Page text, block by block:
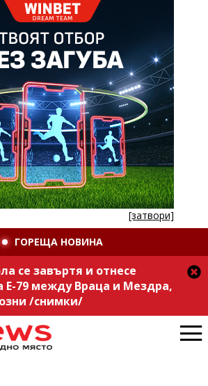
[затвори]
ГОРЕЩА НОВИНА
се завъртя и отнесе
Е-79 между Враца и Мездра,
/снимки/